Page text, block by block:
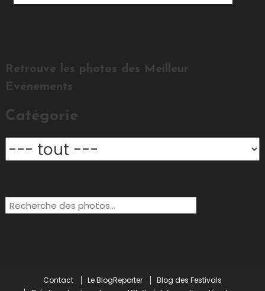
Retrouve les photos des Meilleur
Evénements
Catégorie
Rechercher:
Contact Le BlogReporter
Blog des Festivals